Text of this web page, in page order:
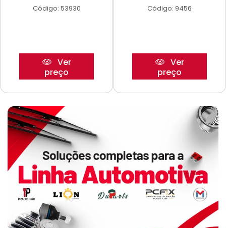
Código: 53930
Ver
preço
Código: 9456
Ver
preço